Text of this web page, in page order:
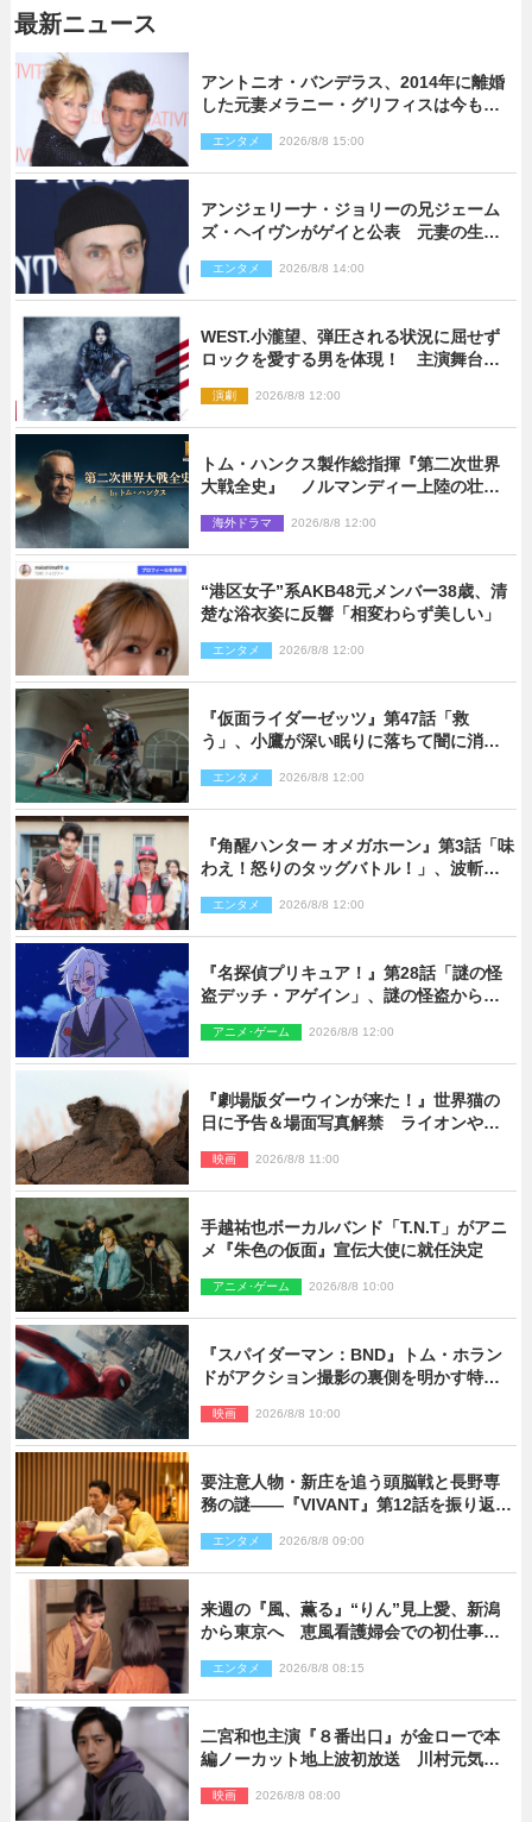
最新ニュース
アントニオ・バンデラス、2014年に離婚
した元妻メラニー・グリフィスは今も
エンタメ 2026/8/8 15:00
アンジェリーナ・ジョリーの兄ジェーム
ズ・ヘイヴンがゲイと公表 元妻の生配
エンタメ 2026/8/8 14:00
WEST.小瀧望、弾圧される状況に屈せず
ロックを愛する男を体現！ 主演舞台
演劇 2026/8/8 12:00
トム・ハンクス製作総指揮『第二次世界
大戦全史』 ノルマンディー上陸の壮絶
海外ドラマ 2026/8/8 12:00
“港区女子”系AKB48元メンバー38歳、清
楚な浴衣姿に反響「相変わらず美しい」
エンタメ 2026/8/8 12:00
『仮面ライダーゼッツ』第47話「救
う」、小鷹が深い眠りに落ちて闇に消え
エンタメ 2026/8/8 12:00
『角醒ハンター オメガホーン』第3話「味
わえ！怒りのタッグバトル！」、波斬の
エンタメ 2026/8/8 12:00
『名探偵プリキュア！』第28話「謎の怪
盗デッチ・アゲイン」、謎の怪盗から不
アニメ･ゲーム 2026/8/8 12:00
『劇場版ダーウィンが来た！』世界猫の
日に予告＆場面写真解禁 ライオンやマ
映画 2026/8/8 11:00
手越祐也ボーカルバンド「T.N.T」がアニ
メ『朱色の仮面』宣伝大使に就任決定
アニメ･ゲーム 2026/8/8 10:00
『スパイダーマン：BND』トム・ホラン
ドがアクション撮影の裏側を明かす特別
映画 2026/8/8 10:00
要注意人物・新庄を追う頭脳戦と長野専
務の謎――『VIVANT』第12話を振り返
エンタメ 2026/8/8 09:00
来週の『風、薫る』“りん”見上愛、新潟
から東京へ 恵風看護婦会での初仕事に
エンタメ 2026/8/8 08:15
二宮和也主演『８番出口』が金ローで本
編ノーカット地上波初放送 川村元気監
映画 2026/8/8 08:00